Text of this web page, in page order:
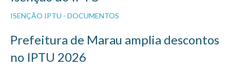
ISENÇÃO IPTU - DOCUMENTOS
Prefeitura de Marau amplia descontos
no IPTU 2026